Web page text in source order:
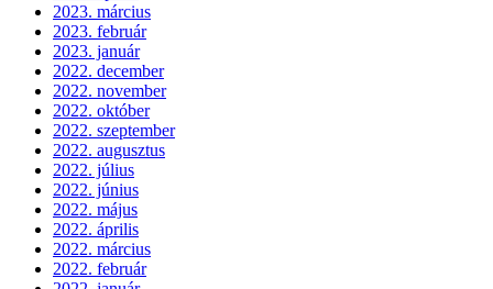
2023. március
2023. február
2023. január
2022. december
2022. november
2022. október
2022. szeptember
2022. augusztus
2022. július
2022. június
2022. május
2022. április
2022. március
2022. február